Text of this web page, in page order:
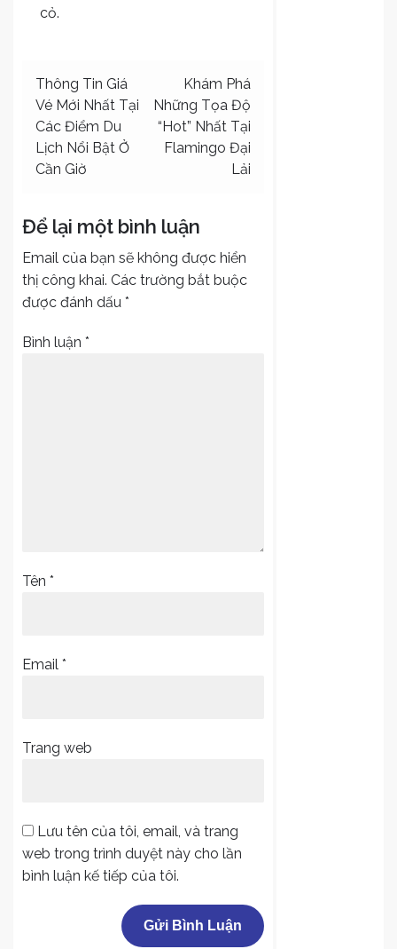
cỏ.
Điều
hướng
bài
viết
Thông Tin Giá
Vé Mới Nhất Tại
Các Điểm Du
Lịch Nổi Bật Ở
Cần Giờ
Khám Phá
Những Tọa Độ
“Hot” Nhất Tại
Flamingo Đại
Lải
Để lại một bình luận
Email của bạn sẽ không được hiển
thị công khai. Các trường bắt buộc
được đánh dấu *
Bình luận *
Tên *
Email *
Trang web
Lưu tên của tôi, email, và trang
web trong trình duyệt này cho lần
bình luận kế tiếp của tôi.